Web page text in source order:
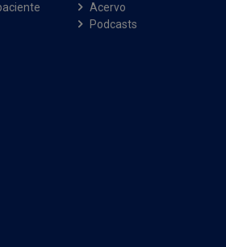
Acervo
Podcasts